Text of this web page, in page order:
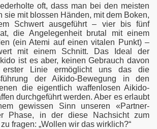
oft, dass man bei den meisten
sie mit blossen Händen, mit dem Boken,
Schwert ausgeführt – vier bis fünf
die Angelegenheit brutal mit einem
(ein Atemi auf einen vitalen Punkt) –
mit einem Schnitt. Das Ideal der
ist es aber, keinen Gebrauch davon
Linie ermöglicht uns das die
der Aikido-Bewegung in den
die eigentlich waffenlosen Aikido-
durchgeführt werden. Aber es erlaubt
gewissen Sinn unseren «Partner-
Phase, in der diese Nachsicht zum
fragen: „Wollen wir das wirklich?“